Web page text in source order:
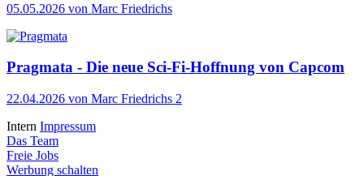
05.05.2026 von Marc Friedrichs
Pragmata - Die neue Sci-Fi-Hoffnung von Capcom
22.04.2026 von Marc Friedrichs 2
Intern Impressum
Das Team
Freie Jobs
Werbung schalten